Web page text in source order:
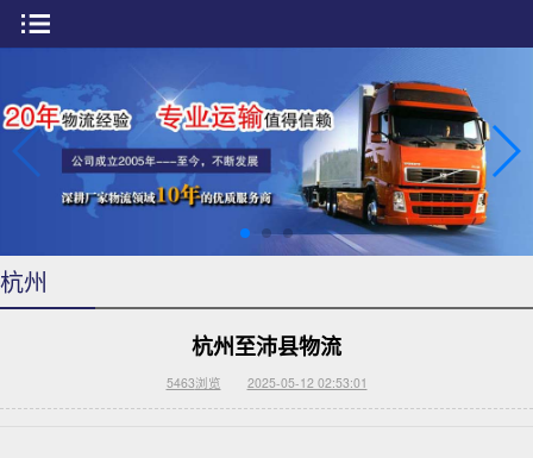
杭州
杭州至沛县物流
5463浏览 2025-05-12 02:53:01